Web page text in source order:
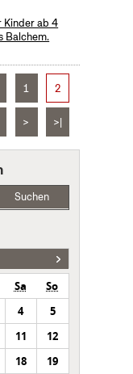
Kinder ab 4
Balchem.
1 2
> >|
Suchen
Sa
So
4
5
11
12
18
19